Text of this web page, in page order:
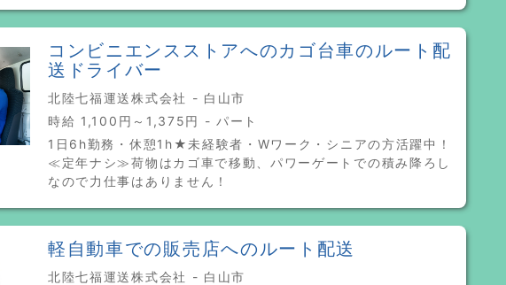
コンビニエンスストアへのカゴ台車のルート配
送ドライバー
北陸七福運送株式会社 - 白山市
時給 1,100円～1,375円 - パート
1日6h勤務・休憩1h★未経験者・Wワーク・シニアの方活躍中！
≪定年ナシ≫荷物はカゴ車で移動、パワーゲートでの積み降ろし
なので力仕事はありません！
軽自動車での販売店へのルート配送
北陸七福運送株式会社 - 白山市